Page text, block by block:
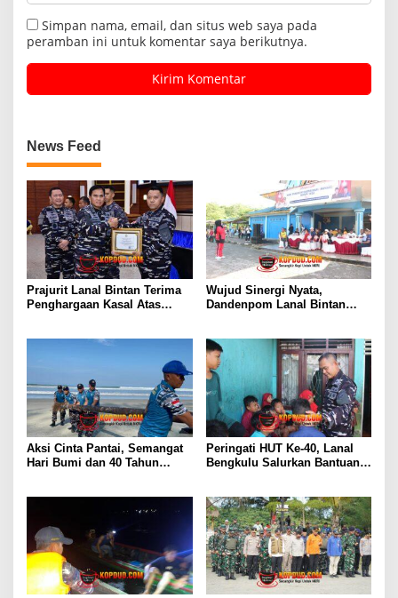
Simpan nama, email, dan situs web saya pada
peramban ini untuk komentar saya berikutnya.
News Feed
Prajurit Lanal Bintan Terima
Penghargaan Kasal Atas
Wujud Sinergi Nyata,
Dandenpom Lanal Bintan
Aksi Cinta Pantai, Semangat
Hari Bumi dan 40 Tahun
Peringati HUT Ke-40, Lanal
Bengkulu Salurkan Bantuan